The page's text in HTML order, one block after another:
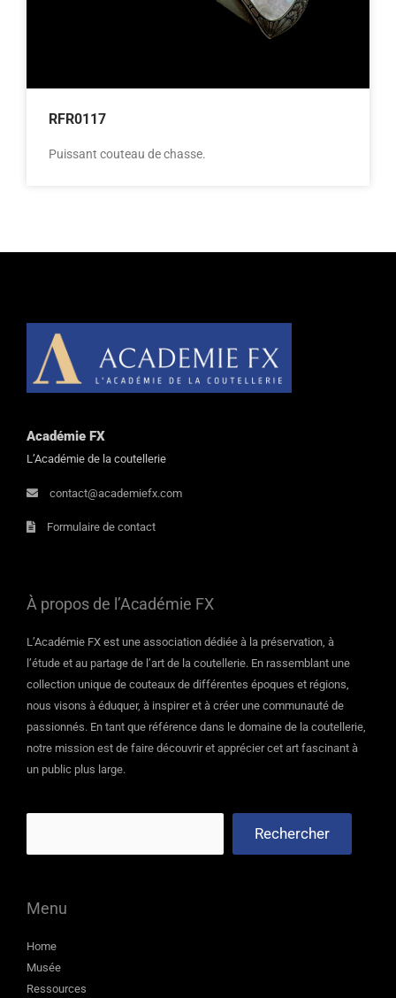
RFR0117
Puissant couteau de chasse.
Académie FX
L’Académie de la coutellerie
contact@academiefx.com
Formulaire de contact
À propos de l’Académie FX
L’Académie FX est une association dédiée à la préservation, à
l’étude et au partage de l’art de la coutellerie. En rassemblant une
collection unique de couteaux de différentes époques et régions,
nous visons à éduquer, à inspirer et à créer une communauté de
passionnés. En tant que référence dans le domaine de la coutellerie,
notre mission est de faire découvrir et apprécier cet art fascinant à
un public plus large.
Rechercher
Menu
Home
Musée
Ressources